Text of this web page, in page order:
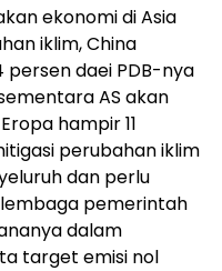
ekonomi di Asia
iklim, China
daei PDB-nya
AS akan
hampir 11
perubahan iklim
dan perlu
pemerintah
dalam
target emisi nol